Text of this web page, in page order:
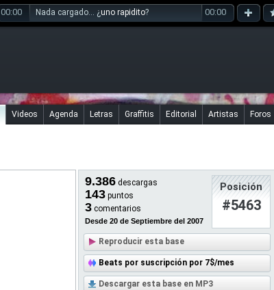
00:00 Nada cargado... ¿uno rapidito? 00:00
Videos Agenda Letras Graffitis Editorial Artistas Foros
9.386 descargas
143 puntos
3 comentarios
Desde 20 de Septiembre del 2007
Posición
#5463
Reproducir esta base
Beats por suscripción por 7$/mes
Descargar esta base en MP3